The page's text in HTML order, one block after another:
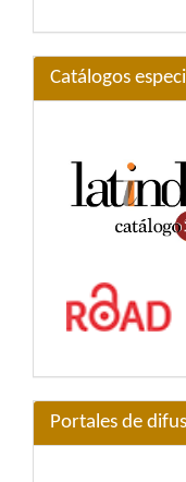
Catálogos
Portales de